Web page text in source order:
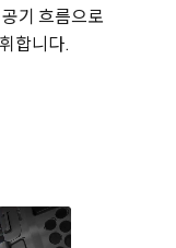
기 흐름으로
합니다.